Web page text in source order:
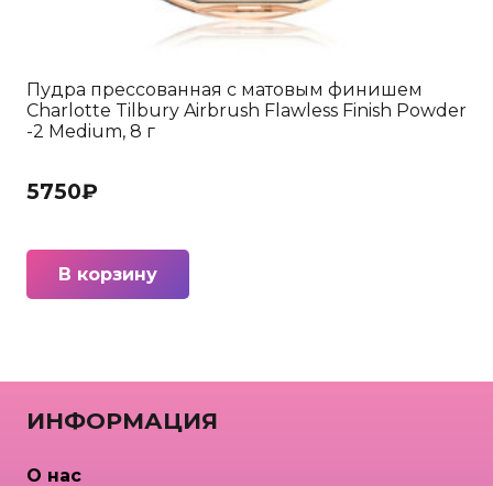
Пудра прессованная с матовым финишем
Charlotte Tilbury Airbrush Flawless Finish Powder
-2 Medium, 8 г
5750₽
В корзину
ИНФОРМАЦИЯ
О нас